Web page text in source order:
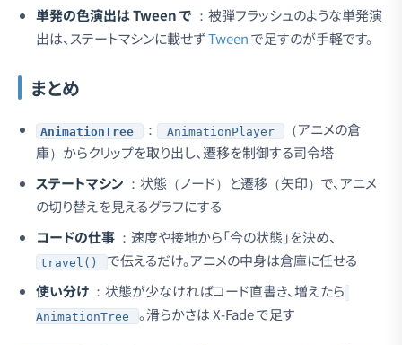
単発の色演出は Tween で ：被弾フラッシュのような単発演
出は、ステートマシンに載せずTweenで足すのが手軽です。
まとめ
AnimationTree ： AnimationPlayer
（アニメの倉
庫）からクリップを取り出し、遷移を制御する司令塔
ステートマシン ：状態（ノード）と遷移（矢印）で、アニメ
の切り替えを見えるグラフにする
コードの仕事 ：速度や接地から「今の状態」を決め、
travel()
で伝えるだけ。アニメの中身は倉庫に任せる
使い分け ：状態が少なければコード直書き、増えたら
AnimationTree 。滑らかさは X-Fade で足す